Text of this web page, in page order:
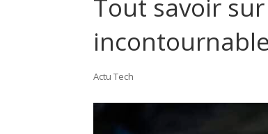
Tout savoir
Actu Tech